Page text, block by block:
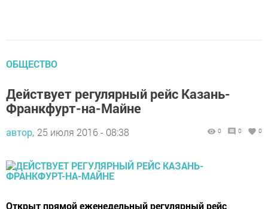
ОБЩЕСТВО
Действует регулярный рейс Казань-
Франкфурт-на-Майне
автор, 25 июля 2016 - 08:38 0 0 0
Открыт прямой еженедельный регулярный рейс